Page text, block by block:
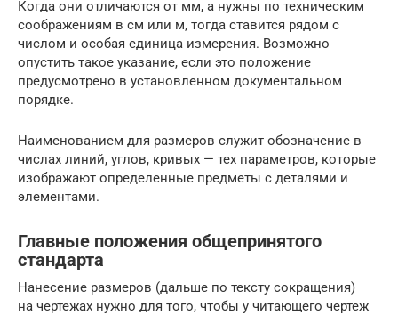
Когда они отличаются от мм, а нужны по техническим
соображениям в см или м, тогда ставится рядом с
числом и особая единица измерения. Возможно
опустить такое указание, если это положение
предусмотрено в установленном документальном
порядке.
Наименованием для размеров служит обозначение в
числах линий, углов, кривых — тех параметров, которые
изображают определенные предметы с деталями и
элементами.
Главные положения общепринятого
стандарта
Нанесение размеров (дальше по тексту сокращения)
на чертежах нужно для того, чтобы у читающего чертеж